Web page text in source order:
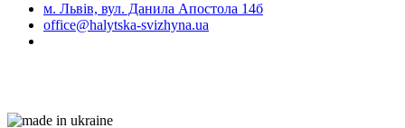
м. Львів, вул. Данила Апостола 14б
office@halytska-svizhyna.ua